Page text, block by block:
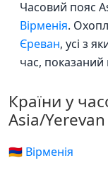
Часовий пояс
Вірменія.
Єреван, усі з
час,
Країни у
Asia/Yerevan
🇦🇲 Вірменія